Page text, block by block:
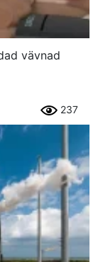
vävnad
237